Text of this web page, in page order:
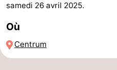
Coffeeshops
Capitale
samedi 26 avril 2025.
Où
Centrum